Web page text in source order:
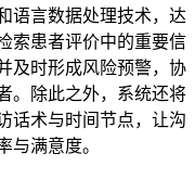
语言数据处理技术，达
索患者评价中的重要信
及时形成风险预警，协
。除此之外，系统还将
话术与时间节点，让沟
与满意度。